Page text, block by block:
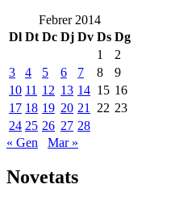
Febrer 2014
Dl Dt Dc Dj Dv Ds Dg
1
2
3
4 5 6 7 8
9
10 11 12 13 14 15 16
17 18 19 20 21 22 23
24 25 26 27 28
« Gen
Mar »
Novetats